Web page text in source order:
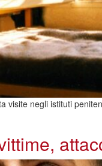
visite negli istituti